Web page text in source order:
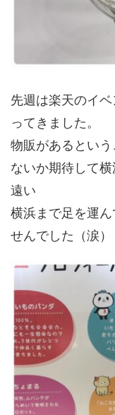
先週は楽天のイ
ってきました。
物販があるとい
ないか期待して
遠い
横浜まで足を運
せんでした（涙）